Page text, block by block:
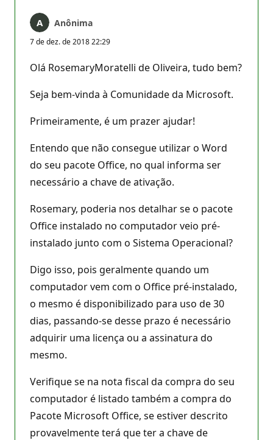
Anônima
7 de dez. de 2018 22:29
Olá RosemaryMoratelli de Oliveira, tudo bem?
Seja bem-vinda à Comunidade da Microsoft.
Primeiramente, é um prazer ajudar!
Entendo que não consegue utilizar o Word
do seu pacote Office, no qual informa ser
necessário a chave de ativação.
Rosemary, poderia nos detalhar se o pacote
Office instalado no computador veio pré-
instalado junto com o Sistema Operacional?
Digo isso, pois geralmente quando um
computador vem com o Office pré-instalado,
o mesmo é disponibilizado para uso de 30
dias, passando-se desse prazo é necessário
adquirir uma licença ou a assinatura do
mesmo.
Verifique se na nota fiscal da compra do seu
computador é listado também a compra do
Pacote Microsoft Office, se estiver descrito
provavelmente terá que ter a chave de